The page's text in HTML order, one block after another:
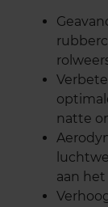
natte
aan